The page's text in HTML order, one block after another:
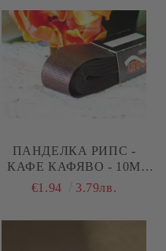
ПАНДЕЛКА РИПС -
КАФЕ КАФЯВО - 10М
№13
€1.94 3.79лв.